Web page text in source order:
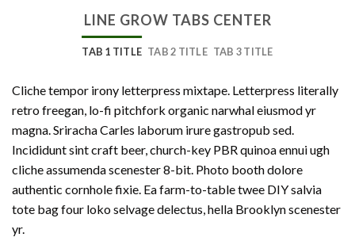
LINE GROW TABS CENTER
TAB 1 TITLE TAB 2 TITLE TAB 3 TITLE
Cliche tempor irony letterpress mixtape. Letterpress literally
retro freegan, lo-fi pitchfork organic narwhal eiusmod yr
magna. Sriracha Carles laborum irure gastropub sed.
Incididunt sint craft beer, church-key PBR quinoa ennui ugh
cliche assumenda scenester 8-bit. Photo booth dolore
authentic cornhole fixie. Ea farm-to-table twee DIY salvia
tote bag four loko selvage delectus, hella Brooklyn scenester
yr.